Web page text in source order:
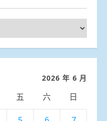
2026 年 6 月
五 六 日